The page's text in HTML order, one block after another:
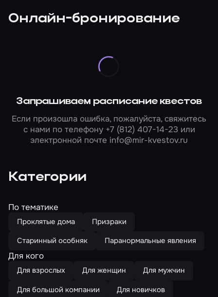
Онлайн-бронирование
Запрашиваем расписание квестов
Если произошла ошибка, пожалуйста, свяжитесь
с нами по телефону +7 (812) 407-14-23или
электронной почте info@mir-kvestov.ru
Категории
По тематике
Проклятые дома
Призраки
Старинный особняк
Паранормальные явления
Для кого
Для взрослых Для женщин
Для мужчин
Для большой компании
Для новичков